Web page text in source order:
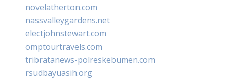
novelatherton.com
nassvalleygardens.net
electjohnstewart.com
omptourtravels.com
tribratanews-polreskebumen.com
rsudbayuasih.org